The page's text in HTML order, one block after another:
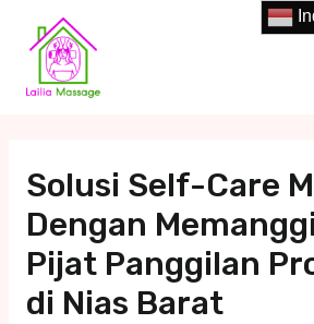
content
Solusi Self-Care
Dengan
Pijat Panggilan
di Nias Barat